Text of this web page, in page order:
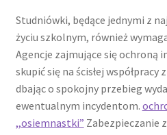
Studniówki, będące jednymi z
życiu szkolnym, również
Agencje zajmujące się ochroną
skupić się na ścisłej współpracy
dbając o spokojny przebieg
ewentualnym incydentom.
,,osiemnastki” Zabezpieczanie